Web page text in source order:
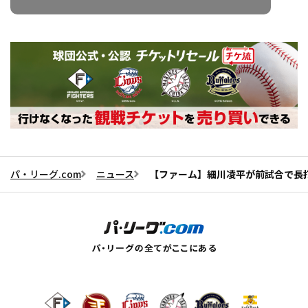
パ・リーグ.com ニュース 【ファーム】細川凌平が前試合で